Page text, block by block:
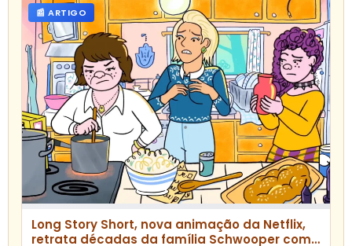
📰 ARTIGO
Long Story Short, nova animação da Netflix,
retrata décadas da família Schwooper com